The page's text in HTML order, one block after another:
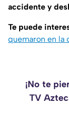
accidente y
Te puede
quemaron en la
¡No te
TV